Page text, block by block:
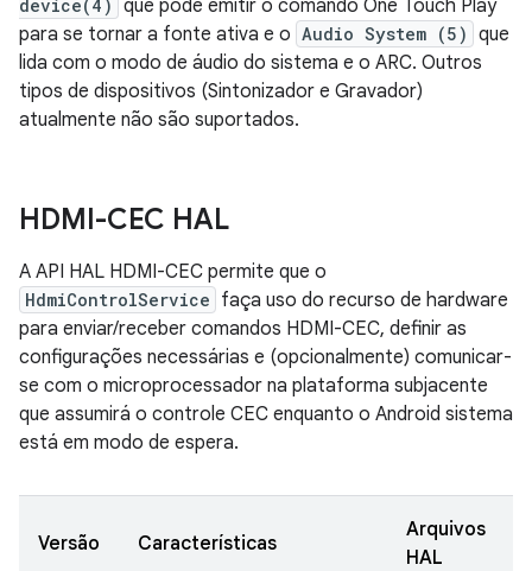
device(4) que pode emitir o comando One Touch Play
para se tornar a fonte ativa e o Audio System (5) que
lida com o modo de áudio do sistema e o ARC. Outros
tipos de dispositivos (Sintonizador e Gravador)
atualmente não são suportados.
HDMI-CEC HAL
A API HAL HDMI-CEC permite que o
HdmiControlService faça uso do recurso de hardware
para enviar/receber comandos HDMI-CEC, definir as
configurações necessárias e (opcionalmente) comunicar-
se com o microprocessador na plataforma subjacente
que assumirá o controle CEC enquanto o Android sistema
está em modo de espera.
Versão Características
Arquivos
HAL